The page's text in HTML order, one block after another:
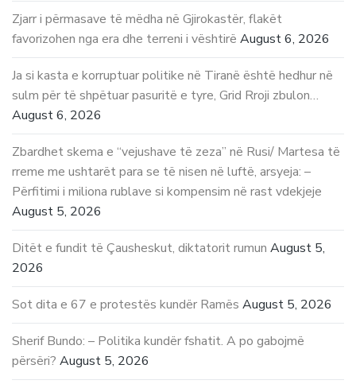
Zjarr i përmasave të mëdha në Gjirokastër, flakët
favorizohen nga era dhe terreni i vështirë August 6, 2026
Ja si kasta e korruptuar politike në Tiranë është hedhur në
sulm për të shpëtuar pasuritë e tyre, Grid Rroji zbulon…
August 6, 2026
Zbardhet skema e “vejushave të zeza” në Rusi/ Martesa të
rreme me ushtarët para se të nisen në luftë, arsyeja: –
Përfitimi i miliona rublave si kompensim në rast vdekjeje
August 5, 2026
Ditët e fundit të Çausheskut, diktatorit rumun August 5,
2026
Sot dita e 67 e protestës kundër Ramës August 5, 2026
Sherif Bundo: – Politika kundër fshatit. A po gabojmë
përsëri? August 5, 2026